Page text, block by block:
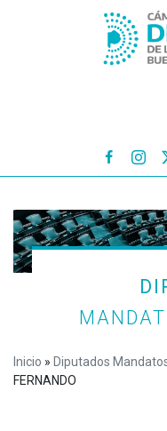

Inicio » Diputados
FERNANDO